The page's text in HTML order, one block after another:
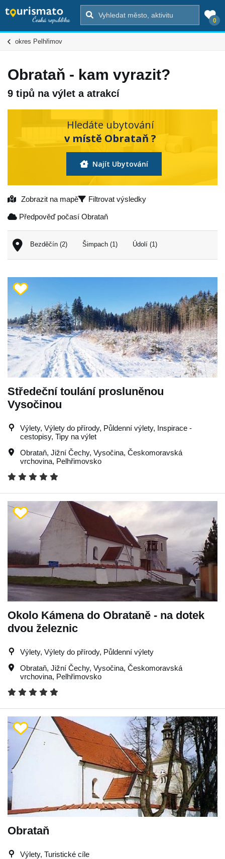
0
okres Pelhřimov
Obrataň - kam vyrazit?
9 tipů na výlet a atrakcí
Hledáte ubytování
v místě Obrataň ?
Najít Ubytování
Zobrazit na mapě Filtrovat výsledky
Předpověď počasí Obrataň
Bezděčín (2) Šimpach (1) Údolí (1)
Středeční toulání prosluněnou
Vysočinou
Výlety, Výlety do přírody, Půldenní výlety, Inspirace -
cestopisy, Tipy na výlet
Obrataň, Jižní Čechy, Vysočina, Českomoravská
vrchovina, Pelhřimovsko
Okolo Kámena do Obrataně - na dotek
dvou železnic
Výlety, Výlety do přírody, Půldenní výlety
Obrataň, Jižní Čechy, Vysočina, Českomoravská
vrchovina, Pelhřimovsko
Obrataň
Výlety, Turistické cíle